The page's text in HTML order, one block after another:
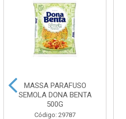
MASSA PARAFUSO
SEMOLA DONA BENTA
500G
Código: 29787